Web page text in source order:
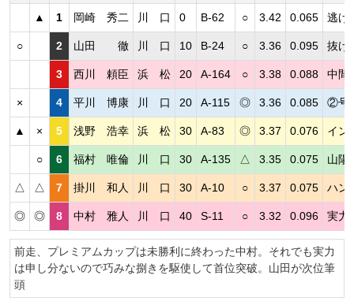
▲ 1 岡崎 秀二 川 口 0 B-62 ○ 3.42 0.065 逃げ
○ 2 山田 徹 川 口 10 B-24 ○ 3.36 0.095 抜け
3 西川 頼臣 浜 松 20 A-164 ○ 3.38 0.088 中間
× 4 平川 博康 川 口 20 A-115 ◎ 3.36 0.085 ②号
▲ × 5 浅野 浩幸 浜 松 30 A-83 ◎ 3.37 0.076 イン
○ 6 福村 唯倫 川 口 30 A-135 △ 3.35 0.075 山陽
△ △ 7 掛川 和人 川 口 30 A-10 ○ 3.37 0.075 ハン
◎ ◎ 8 中村 雅人 川 口 40 S-11 ○ 3.32 0.096 実力
前走、プレミアムカップは未勝利に終わった中村。それでも実力
は申し分ないので巧みな捌きを駆使して首位突破。山田が次位筆
頭